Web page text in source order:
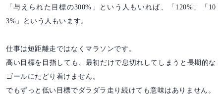
「与えられた目標の300%」という人もいれば、「120%」「10
3%」という人もいます。
仕事は短距離走ではなくマラソンです。
高い目標を目指しても、最初だけで息切れしてしまうと長期的な
ゴールにたどり着けません。
でもずっと低い目標でダラダラ走り続けても意味はありません。